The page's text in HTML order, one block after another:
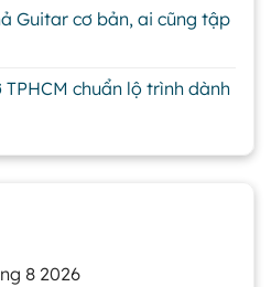
Guitar cơ bản, ai cũng tập
chuẩn lộ trình dành
8 2026